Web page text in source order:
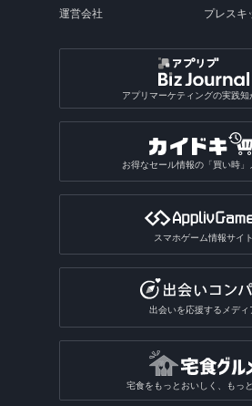
運営会社 プレスキ
アプリマーケティングの実践知
お得なセール情報の「買い時」
スマホゲーム情報サイト
出会いを応援するメディ
宅食をもっとおいしく、もっ